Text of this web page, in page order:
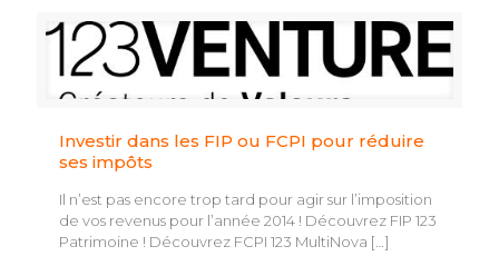
Investir dans les FIP ou FCPI pour réduire
ses impôts
Il n’est pas encore trop tard pour agir sur l’imposition
de vos revenus pour l’année 2014 ! Découvrez FIP 123
Patrimoine ! Découvrez FCPI 123 MultiNova […]